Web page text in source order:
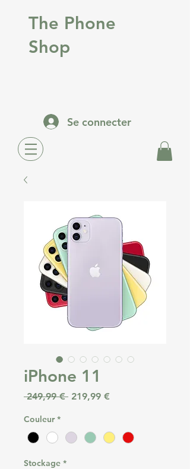
The Phone
Shop
Se connecter
iPhone 11
249,99 € Prix original
219,99 €
Couleur *
Stockage *